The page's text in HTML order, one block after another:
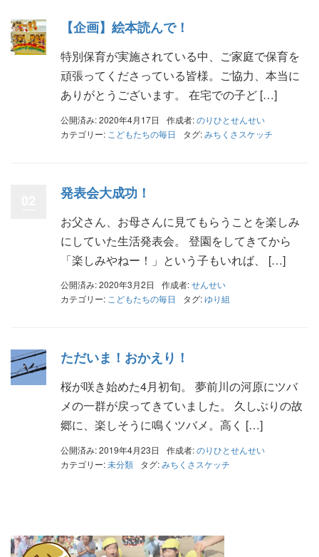
【企画】絵本読んで！
特別保育が実施されている中、ご家庭で保育を
頑張ってくださっている皆様。ご協力、本当に
ありがとうございます。 在宅での子ど […]
公開済み: 2020年4月17日 作成者:のりひとせんせい
カテゴリー: こどもたちの毎日 タグ:みちくさスケッチ
発表会大成功！
お父さん、お母さんに見てもらうことを楽しみ
にしていた生活発表会。 登園をしてきてから
「楽しみやねー！」という子もいれば、 […]
公開済み: 2020年3月2日 作成者:せんせい
カテゴリー: こどもたちの毎日 タグ:ゆり組
ただいま！おかえり！
桜が咲き始めた4月初旬。 夢前川の河原にツバ
メの一群が戻ってきていました。 久しぶりの故
郷に、楽しそうに鳴くツバメ。高く […]
公開済み: 2019年4月23日 作成者:のりひとせんせい
カテゴリー:未分類 タグ:みちくさスケッチ